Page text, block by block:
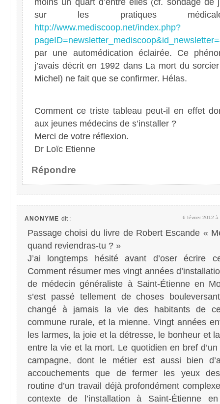
moins un quart d’entre elles (cf. sondage de
sur les pratiques
http://www.mediscoop.net/index.php?
par une automédication éclairée. Ce
j’avais décrit en 1992 dans La mort du
Michel) ne fait que se confirmer. Hélas.
Comment ce triste tableau peut-il en effet
aux jeunes médecins de s’installer ?
Merci de votre réflexion.
Dr Loïc Etienne
Répondre
ANONYME dit : 6 février 2012 à
Passage choisi du livre de Robert Escande «
quand reviendras-tu ? »
J’ai longtemps hésité avant d’oser écrire
Comment résumer mes vingt années
de médecin généraliste à Saint-Étienne en
s’est passé tellement de choses
changé à jamais la vie des habitants de
commune rurale, et la mienne. Vingt années
les larmes, la joie et la détresse, le bonheur et
entre la vie et la mort. Le quotidien en bref
campagne, dont le métier est aussi bien
accouchements que de fermer les yeux
routine d’un travail déjà profondément
contexte de l’installation à Saint-Étienne